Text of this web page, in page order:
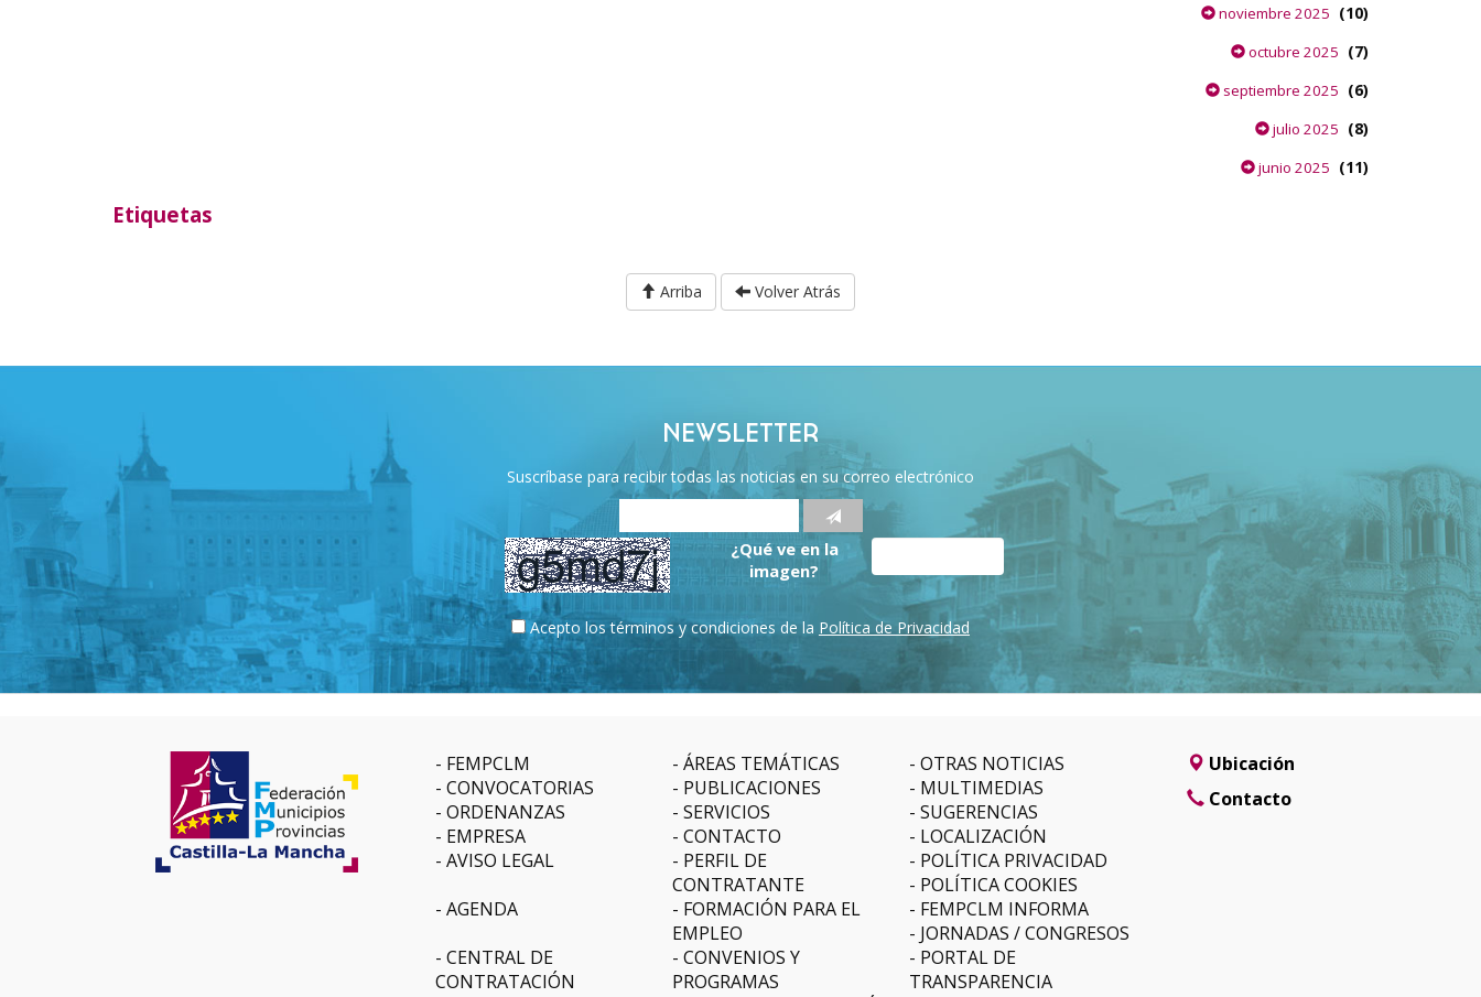
noviembre 2025 (10)
octubre 2025 (7)
septiembre 2025 (6)
julio 2025 (8)
junio 2025 (11)
Etiquetas
Arriba Volver Atrás
NEWSLETTER
Suscríbase para recibir todas las noticias en su correo electrónico
¿Qué ve en la
imagen?
Acepto los términos y condiciones de la Política de Privacidad
FEMPCLM ÁREAS TEMÁTICAS
OTRAS NOTICIAS
CONVOCATORIAS
PUBLICACIONES
MULTIMEDIAS
ORDENANZAS
SERVICIOS
SUGERENCIAS
EMPRESA
CONTACTO
LOCALIZACIÓN
AVISO LEGAL
PERFIL DE
CONTRATANTE
POLÍTICA PRIVACIDAD
POLÍTICA COOKIES
AGENDA
FORMACIÓN PARA EL
EMPLEO
FEMPCLM INFORMA
JORNADAS / CONGRESOS
CENTRAL DE
CONTRATACIÓN
CONVENIOS Y
PROGRAMAS
PORTAL DE
TRANSPARENCIA
Ubicación
Contacto